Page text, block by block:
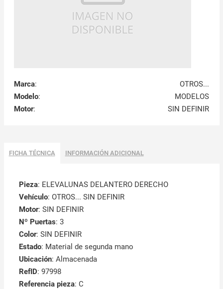
Marca:
OTROS...
Modelo:
MODELOS
Motor: SIN DEFINIR
FICHA TÉCNICA INFORMACIÓN ADICIONAL
Pieza: ELEVALUNAS DELANTERO DERECHO
Vehículo: OTROS... SIN DEFINIR
Motor: SIN DEFINIR
Nº Puertas: 3
Color: SIN DEFINIR
Estado: Material de segunda mano
Ubicación: Almacenada
RefID: 97998
Referencia pieza: C